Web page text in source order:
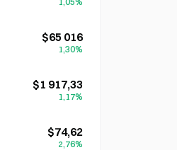
$65 016
1,30%
$1 917,33
1,17%
$74,62
2,76%